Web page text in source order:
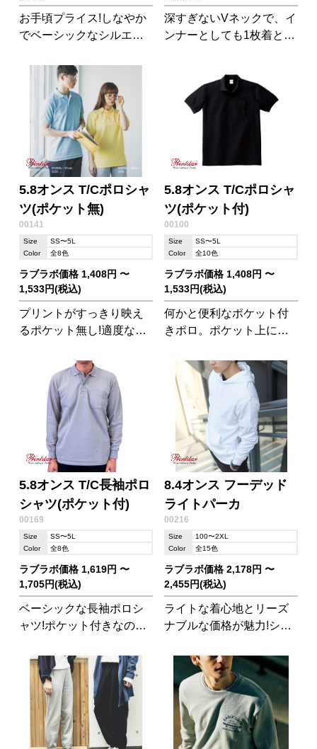
お手頃プライス!しなやか
でベーシックなシルエッ
深すぎないVネックで、イ
ンナーとしても1枚着とし
感も魅力です。
5.8オンス T/Cポロシャ
ツ(ポケット無)
00141
Size
SS〜5L
Color
全8色
ラブラボ価格 1,408円 〜
1,533円(税込)
プリントがすっきり映え
るポケット無し!適度な厚
ヘビーユースされる方に
おすすめ!シンプルイズベ
スト。
5.8オンス T/Cポロシャ
ツ(ポケット付)
00100
Size
SS〜5L
Color
全10色
ラブラボ価格 1,408円 〜
1,533円(税込)
何かと便利なポケット付
きポロ。ポケット上に刺
ワンポイントになってお
すすめです。着る人を選
ばない、王道ポロシャツ
です。
5.8オンス T/C長袖ポロ
シャツ(ポケット付)
00169
Size
SS〜5L
Color
全8色
ラブラボ価格 1,619円 〜
1,705円(税込)
ベーシックな長袖ポロシ
ャツ!ポケット付きなので
利です。
8.4オンス フーデッド
ライトパーカ
00216
Size
100〜2XL
Color
全15色
ラブラボ価格 2,178円 〜
2,455円(税込)
ライトな着心地とリーズ
ナブルな価格が魅力!シン
ムスを選ばない万能アイ
テム。